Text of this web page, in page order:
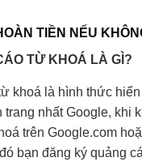
TIỀN NẾU
TỪ KHOÁ LÀ GÌ?
khoá là hình thức
trang nhất Google, khi
trên Google.com
bạn đăng ký quảng